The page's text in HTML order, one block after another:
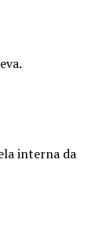
interna da